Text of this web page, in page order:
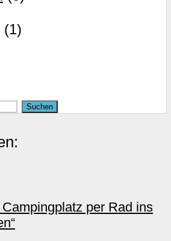
(1)
Suchen
per Rad ins